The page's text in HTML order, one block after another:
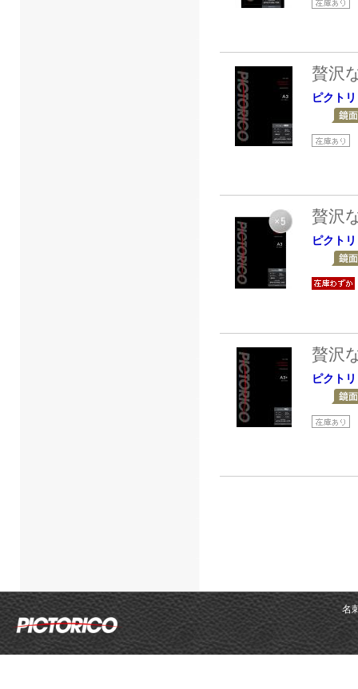
贅沢
ピクト
贅沢
ピクト
贅沢
ピクト
名